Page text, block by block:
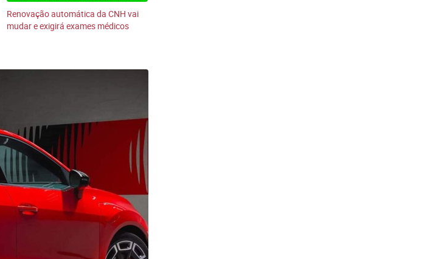
Renovação automática da CNH vai
mudar e exigirá exames médicos